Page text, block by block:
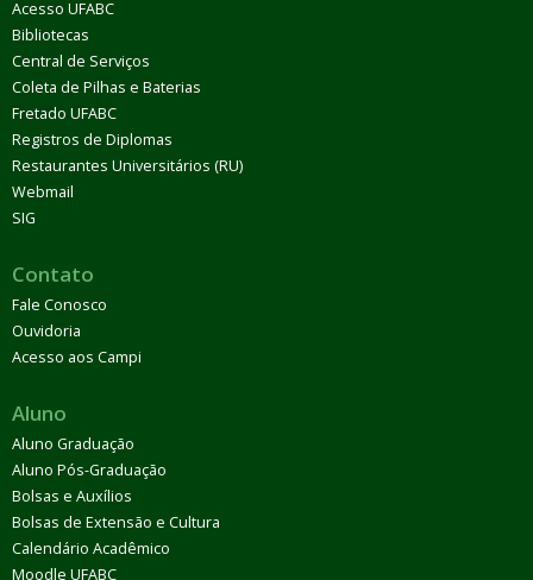
Acesso UFABC
Bibliotecas
Central de Serviços
Coleta de Pilhas e Baterias
Fretado UFABC
Registros de Diplomas
Restaurantes Universitários (RU)
Webmail
SIG
Contato
Fale Conosco
Ouvidoria
Acesso aos Campi
Aluno
Aluno Graduação
Aluno Pós-Graduação
Bolsas e Auxílios
Bolsas de Extensão e Cultura
Calendário Acadêmico
Moodle UFABC